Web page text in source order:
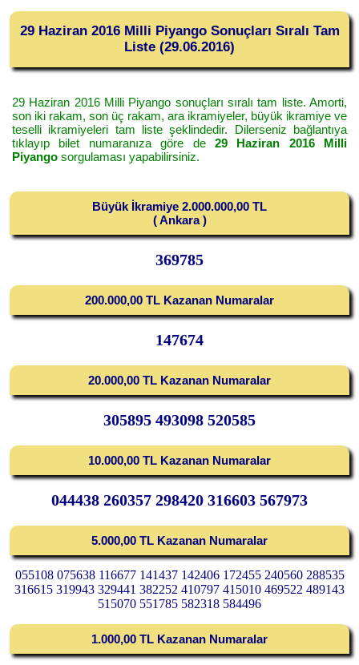
29 Haziran 2016 Milli Piyango Sonuçları Sıralı Tam
Liste (29.06.2016)
29 Haziran 2016 Milli Piyango sonuçları sıralı tam liste. Amorti,
son iki rakam, son üç rakam, ara ikramiyeler, büyük ikramiye ve
teselli ikramiyeleri tam liste şeklindedir. Dilerseniz bağlantıya
tıklayıp bilet numaranıza göre de 29 Haziran 2016 Milli
Piyango sorgulaması yapabilirsiniz.
Büyük İkramiye 2.000.000,00 TL
( Ankara )
369785
200.000,00 TL Kazanan Numaralar
147674
20.000,00 TL Kazanan Numaralar
305895 493098 520585
10.000,00 TL Kazanan Numaralar
044438 260357 298420 316603 567973
5.000,00 TL Kazanan Numaralar
055108 075638 116677 141437 142406 172455 240560 288535
316615 319943 329441 382252 410797 415010 469522 489143
515070 551785 582318 584496
1.000,00 TL Kazanan Numaralar